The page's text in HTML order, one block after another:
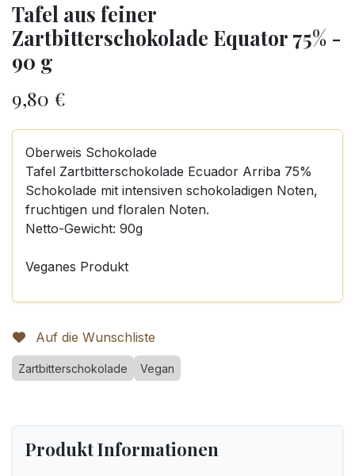
Tafel aus feiner
Zartbitterschokolade Equator 75% -
90 g
9,80 €
Oberweis Schokolade
Tafel Zartbitterschokolade Ecuador Arriba 75%
Schokolade mit intensiven schokoladigen Noten,
fruchtigen und floralen Noten.
Netto-Gewicht: 90g
Veganes Produkt
Auf die Wunschliste
Zartbitterschokolade Vegan
Produkt Informationen